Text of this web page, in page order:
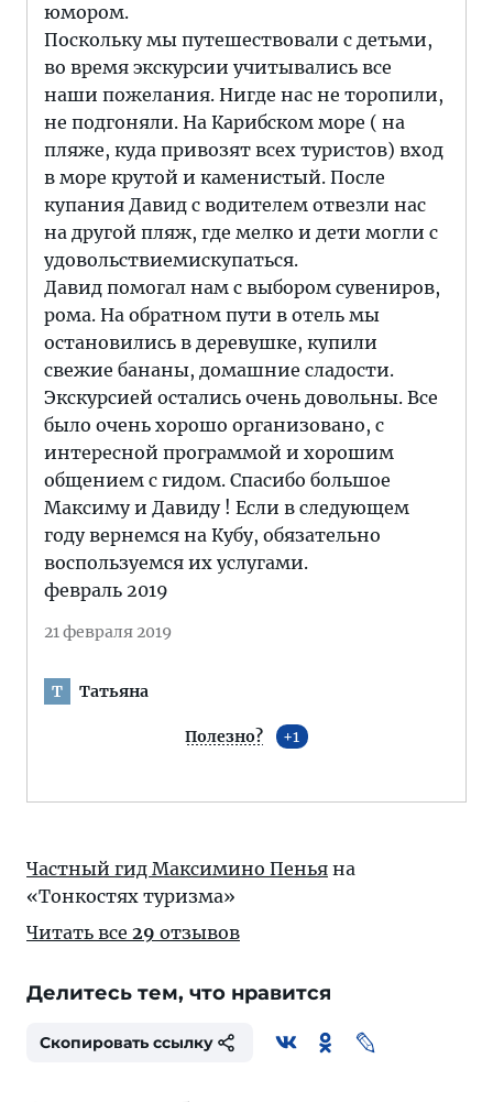
юмором.
Поскольку мы путешествовали с детьми,
во время экскурсии учитывались все
наши пожелания. Нигде нас не торопили,
не подгоняли. На Карибском море ( на
пляже, куда привозят всех туристов) вход
в море крутой и каменистый. После
купания Давид с водителем отвезли нас
на другой пляж, где мелко и дети могли с
удовольствиемискупаться.
Давид помогал нам с выбором сувениров,
рома. На обратном пути в отель мы
остановились в деревушке, купили
свежие бананы, домашние сладости.
Экскурсией остались очень довольны. Все
было очень хорошо организовано, с
интересной программой и хорошим
общением с гидом. Спасибо большое
Максиму и Давиду ! Если в следующем
году вернемся на Кубу, обязательно
воспользуемся их услугами.
февраль 2019
21 февраля 2019
Т Татьяна
Полезно? 1
Частный гид Максимино Пенья на
«Тонкостях туризма»
Читать все 29 отзывов
Делитесь тем, что нравится
Скопировать ссылку